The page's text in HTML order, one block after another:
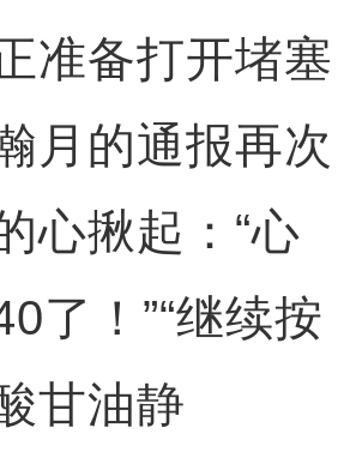
准备打开堵塞
月的通报再次
心揪起：“心
了！”“继续按
甘油静